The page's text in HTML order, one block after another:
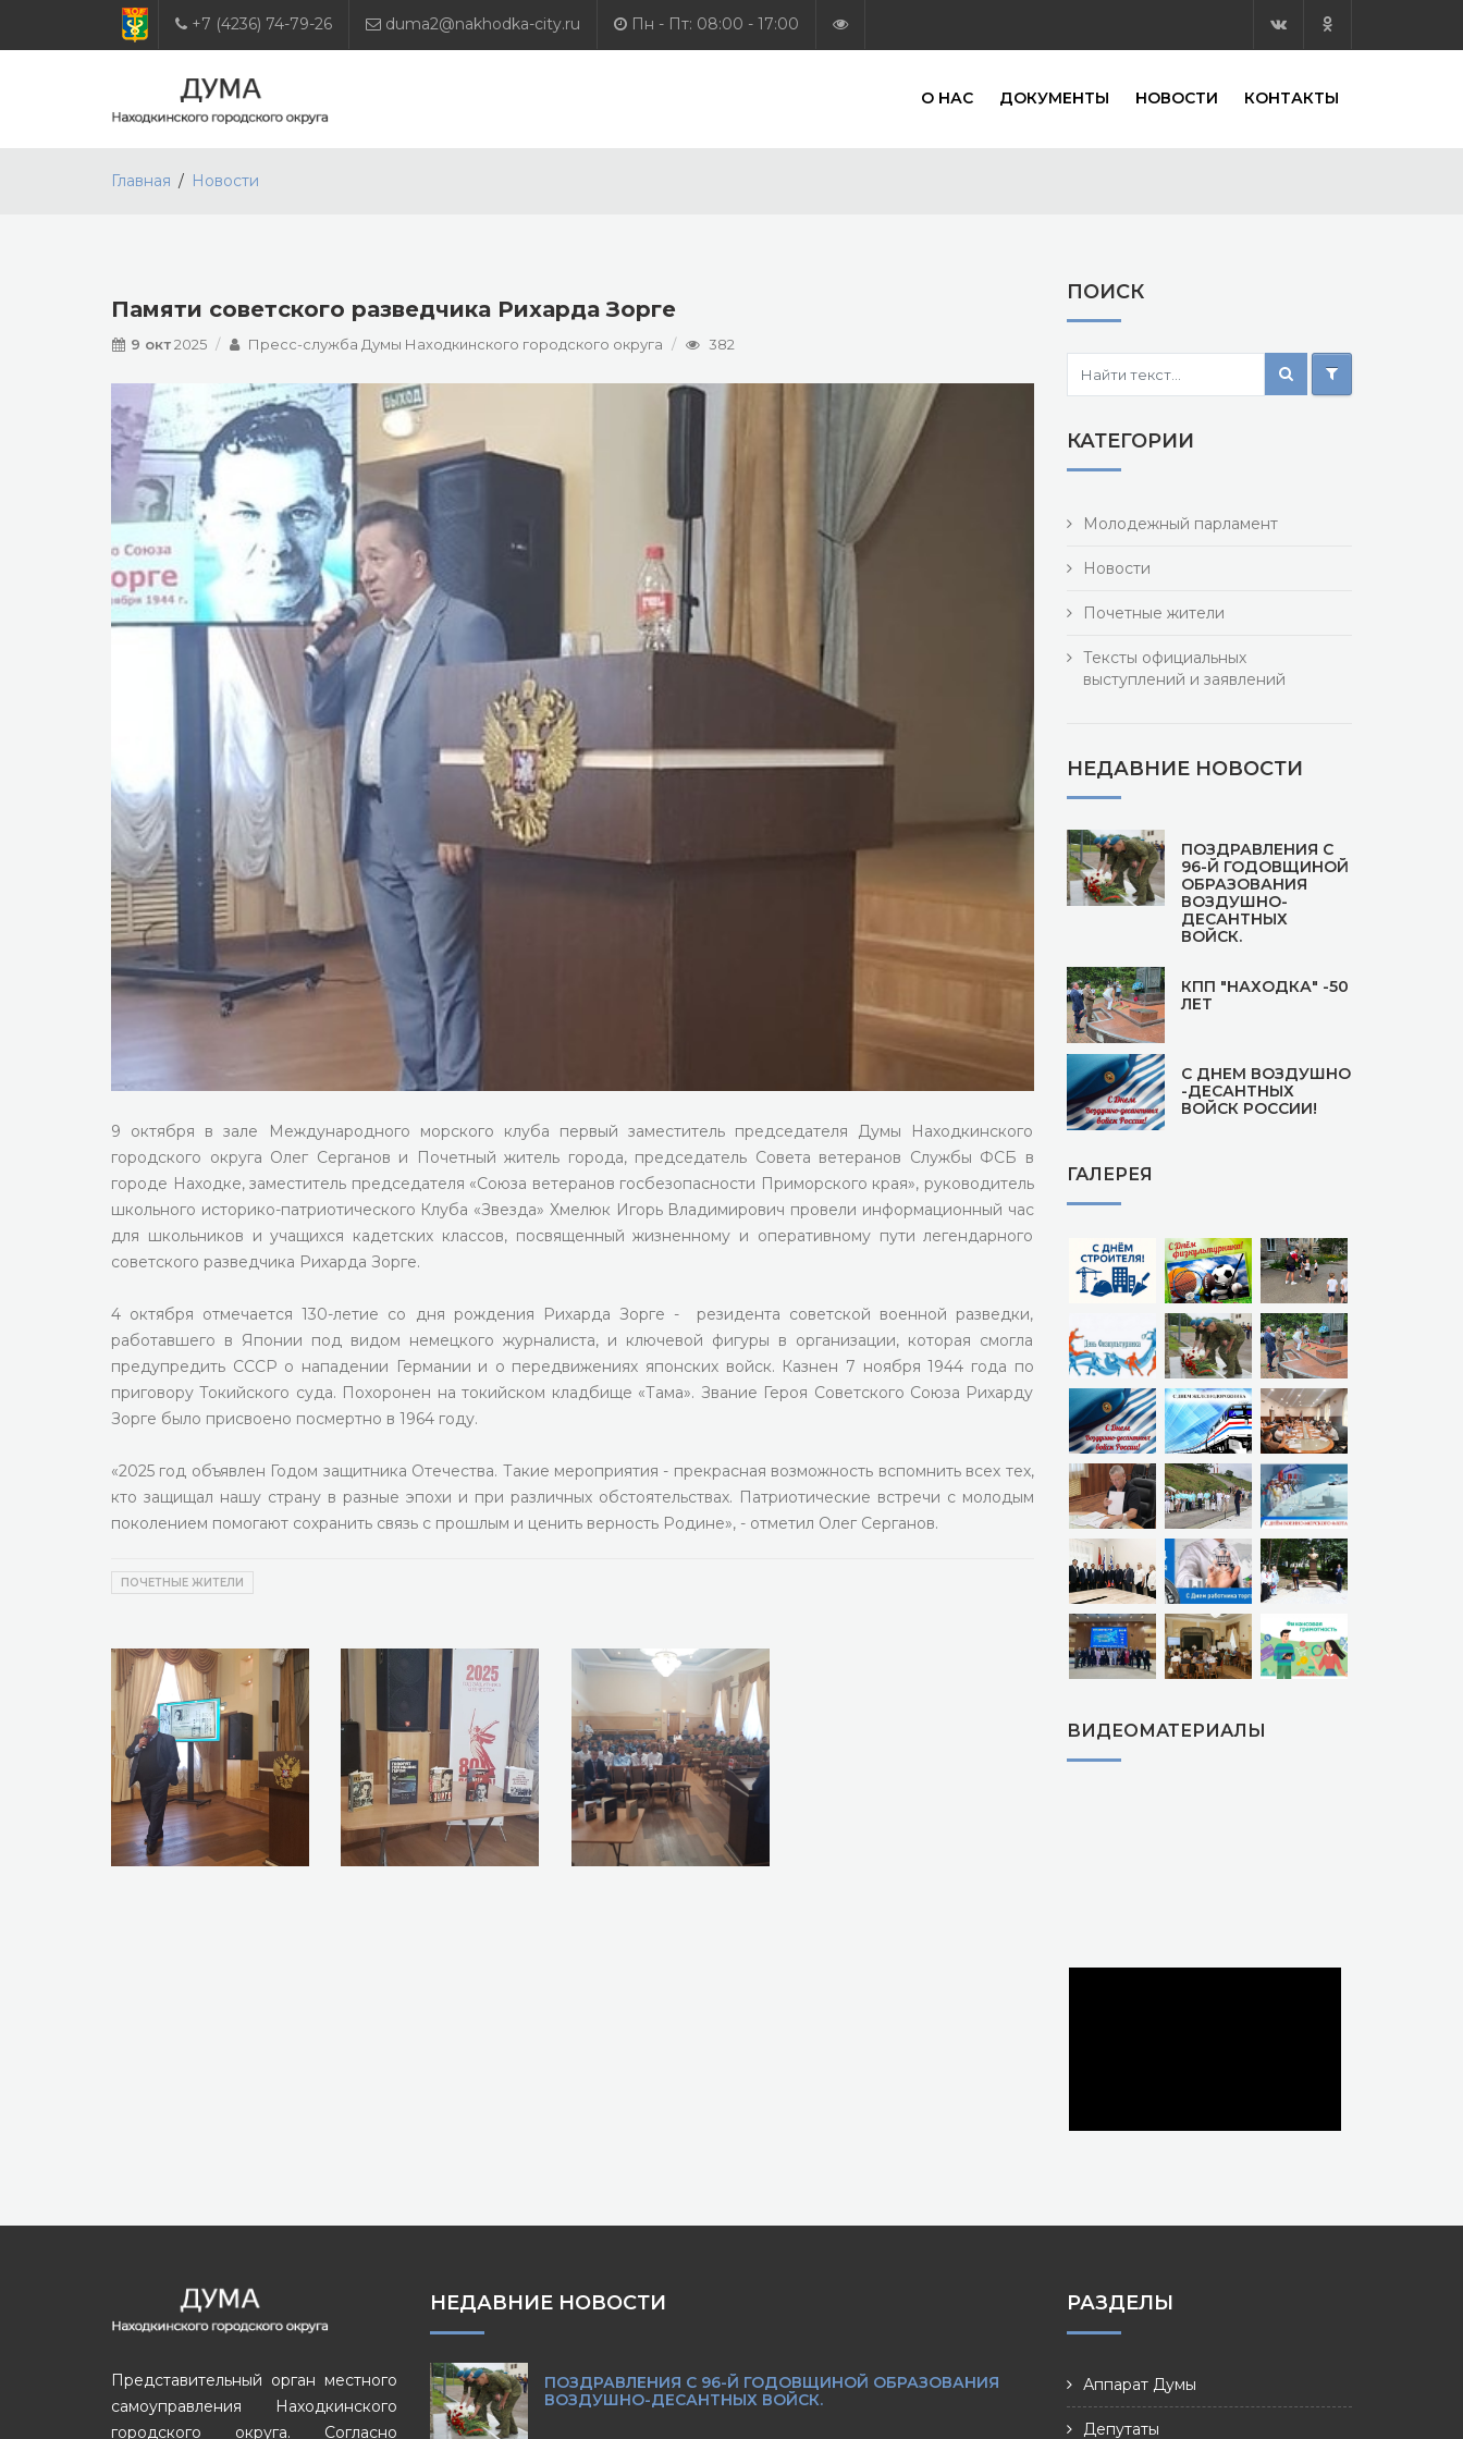
+7 (4236) 74-79-26 duma2@nakhodka-city.ru Пн - Пт: 08:00 - 17:00
О НАС ДОКУМЕНТЫ НОВОСТИ КОНТАКТЫ
Главная Новости
Памяти советского разведчика Рихарда Зорге
9 окт2025 Пресс-служба Думы Находкинского городского округа 382
9 октября в зале Международного морского клуба первый заместитель председателя Думы Находкинского
городского округа Олег Серганов и Почетный житель города, председатель Совета ветеранов Службы ФСБ в
городе Находке, заместитель председателя «Союза ветеранов госбезопасности Приморского края», руководитель
школьного историко-патриотического Клуба «Звезда» Хмелюк Игорь Владимирович провели информационный час
для школьников и учащихся кадетских классов, посвященный жизненному и оперативному пути легендарного
советского разведчика Рихарда Зорге.
4 октября отмечается 130-летие со дня рождения Рихарда Зорге - резидента советской военной разведки,
работавшего в Японии под видом немецкого журналиста, и ключевой фигуры в организации, которая смогла
предупредить СССР о нападении Германии и о передвижениях японских войск. Казнен 7 ноября 1944 года по
приговору Токийского суда. Похоронен на токийском кладбище «Тама». Звание Героя Советского Союза Рихарду
Зорге было присвоено посмертно в 1964 году.
«2025 год объявлен Годом защитника Отечества. Такие мероприятия - прекрасная возможность вспомнить всех тех,
кто защищал нашу страну в разные эпохи и при различных обстоятельствах. Патриотические встречи с молодым
поколением помогают сохранить связь с прошлым и ценить верность Родине», - отметил Олег Серганов.
ПОЧЕТНЫЕ ЖИТЕЛИ
ПОИСК
КАТЕГОРИИ
Молодежный парламент
Новости
Почетные жители
Тексты официальных
выступлений и заявлений
НЕДАВНИЕ НОВОСТИ
ПОЗДРАВЛЕНИЯ С
96-Й ГОДОВЩИНОЙ
ОБРАЗОВАНИЯ
ВОЗДУШНО-
ДЕСАНТНЫХ
ВОЙСК.
КПП "НАХОДКА" -50
ЛЕТ
С ДНЕМ ВОЗДУШНО
-ДЕСАНТНЫХ
ВОЙСК РОССИИ!
ГАЛЕРЕЯ
ВИДЕОМАТЕРИАЛЫ
Представительный орган местного
самоуправления Находкинского
городского округа. Согласно
НЕДАВНИЕ НОВОСТИ
ПОЗДРАВЛЕНИЯ С 96-Й ГОДОВЩИНОЙ ОБРАЗОВАНИЯ
ВОЗДУШНО-ДЕСАНТНЫХ ВОЙСК.
РАЗДЕЛЫ
Аппарат Думы
Депутаты